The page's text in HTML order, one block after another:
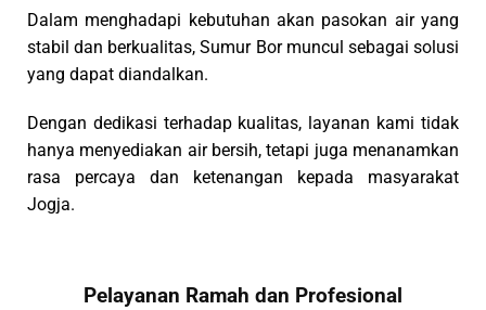
Dalam menghadapi kebutuhan akan pasokan air yang
stabil dan berkualitas, Sumur Bor muncul sebagai solusi
yang dapat diandalkan.
Dengan dedikasi terhadap kualitas, layanan kami tidak
hanya menyediakan air bersih, tetapi juga menanamkan
rasa percaya dan ketenangan kepada masyarakat
Jogja.
Pelayanan Ramah dan Profesional